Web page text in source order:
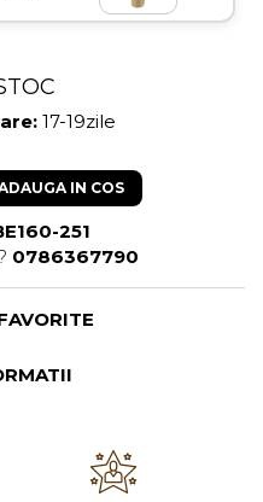
17-19zile
IN COS
251
0786367790